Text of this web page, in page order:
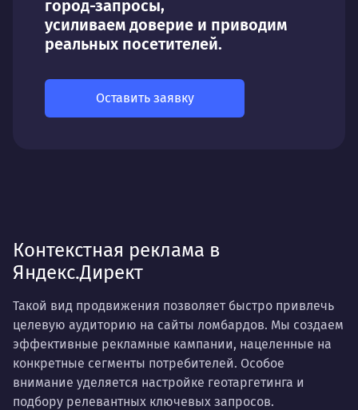
город-запросы,
усиливаем доверие и приводим
реальных посетителей.
Оставить заявку
Контекстная реклама в
Яндекс.Директ
Такой вид продвижения позволяет быстро привлечь
целевую аудиторию на сайты ломбардов. Мы создаем
эффективные рекламные кампании, нацеленные на
конкретные сегменты потребителей. Особое
внимание уделяется настройке геотаргетинга и
подбору релевантных ключевых запросов.